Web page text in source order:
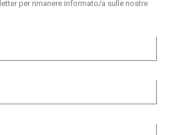
per rimanere informato/a sulle nostre